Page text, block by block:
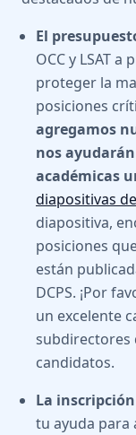
El
OCC y LSAT
proteger la
posiciones
agregamos
nos
académicas
diapositivas
diapositiva,
posiciones
están
DCPS. ¡Por
un excelente
subdirectores
candidatos.
La
tu ayuda para